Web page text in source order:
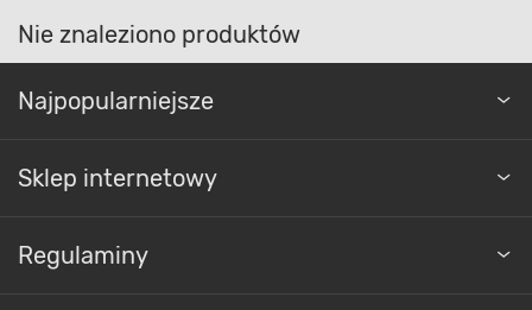
Nie znaleziono produktów
Najpopularniejsze
Sklep internetowy
Regulaminy